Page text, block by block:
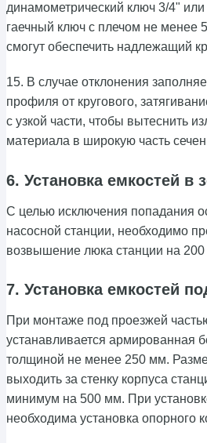
динамометрический ключ 3/4"
гаечный ключ с плечом не менее
смогут обеспечить надлежащий
15. В случае отклонения
профиля от кругового,
с узкой части, чтобы вытеснить
материала в широкую часть
6. Установка емкостей в
С целью исключения попадания
насосной станции, необходимо
возвышение люка станции на 200
7. Установка емкостей
При монтаже под проезжей
устанавливается армированная
толщиной не менее 250 мм.
выходить за стенку корпуса
минимум на 500 мм. При
необходима установка опорного